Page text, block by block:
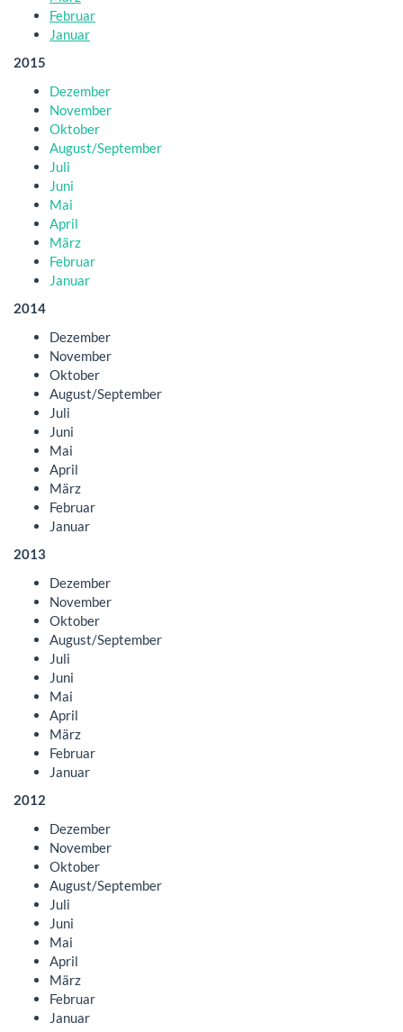
Februar
Januar
2015
Dezember
November
Oktober
August/September
Juli
Juni
Mai
April
März
Februar
Januar
2014
Dezember
November
Oktober
August/September
Juli
Juni
Mai
April
März
Februar
Januar
2013
Dezember
November
Oktober
August/September
Juli
Juni
Mai
April
März
Februar
Januar
2012
Dezember
November
Oktober
August/September
Juli
Juni
Mai
April
März
Februar
Januar